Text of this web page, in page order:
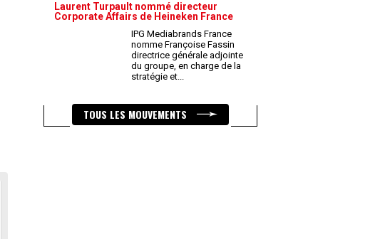
Laurent Turpault nommé directeur
Corporate Affairs de Heineken France
IPG Mediabrands France
nomme Françoise Fassin
directrice générale adjointe
du groupe, en charge de la
stratégie et...
TOUS LES MOUVEMENTS